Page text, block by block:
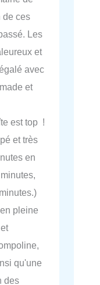
de ces
Les
et
avec
et
est top !
et très
en
pleine
qu'une
des